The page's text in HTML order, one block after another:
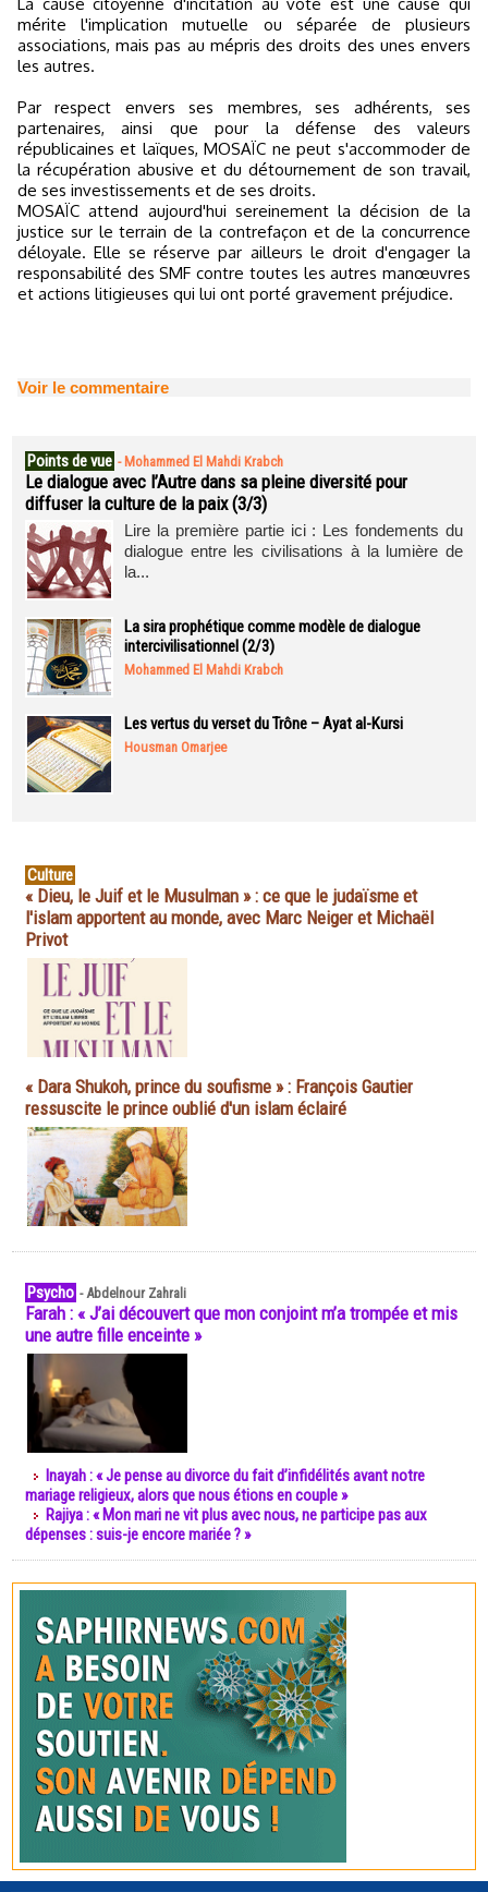
mérite l'implication mutuelle ou séparée de plusieurs
associations, mais pas au mépris des droits des unes envers
les autres.
Par respect envers ses membres, ses adhérents, ses
partenaires, ainsi que pour la défense des valeurs
républicaines et laïques, MOSAÏC ne peut s'accommoder de
la récupération abusive et du détournement de son travail,
de ses investissements et de ses droits.
MOSAÏC attend aujourd'hui sereinement la décision de la
justice sur le terrain de la contrefaçon et de la concurrence
déloyale. Elle se réserve par ailleurs le droit d'engager la
responsabilité des SMF contre toutes les autres manœuvres
et actions litigieuses qui lui ont porté gravement préjudice.
Voir le commentaire
Points de vue - Mohammed El Mahdi Krabch
Le dialogue avec l’Autre dans sa pleine diversité pour
diffuser la culture de la paix (3/3)
Lire la première partie ici : Les fondements du
dialogue entre les civilisations à la lumière de
la...
La sira prophétique comme modèle de dialogue
intercivilisationnel (2/3)
Mohammed El Mahdi Krabch
Les vertus du verset du Trône – Ayat al-Kursi
Housman Omarjee
Culture
« Dieu, le Juif et le Musulman » : ce que le judaïsme et
l'islam apportent au monde, avec Marc Neiger et Michaël
Privot
« Dara Shukoh, prince du soufisme » : François Gautier
ressuscite le prince oublié d'un islam éclairé
Psycho -Abdelnour Zahrali
Farah : « J’ai découvert que mon conjoint m’a trompée et mis
une autre fille enceinte »
Inayah : « Je pense au divorce du fait d’infidélités avant notre
mariage religieux, alors que nous étions en couple »
Rajiya : « Mon mari ne vit plus avec nous, ne participe pas aux
dépenses : suis-je encore mariée ? »